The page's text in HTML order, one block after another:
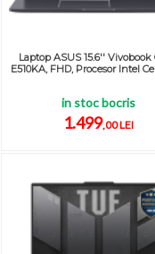
Laptop ASUS 15.6'' Vivobook
E510KA, FHD, Procesor Intel
in stoc bocris
1.499,00 LEI